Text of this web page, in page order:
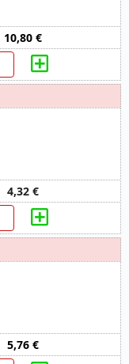
10,80 €
4,32 €
5,76 €